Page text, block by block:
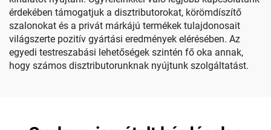
érdekében támogatjuk a disztributorokat, körömdíszítő
szalonokat és a privát márkájú termékek tulajdonosait
világszerte pozitív gyártási eredmények elérésében. Az
egyedi testreszabási lehetőségek szintén fő oka annak,
hogy számos disztributorunknak nyújtunk szolgáltatást.